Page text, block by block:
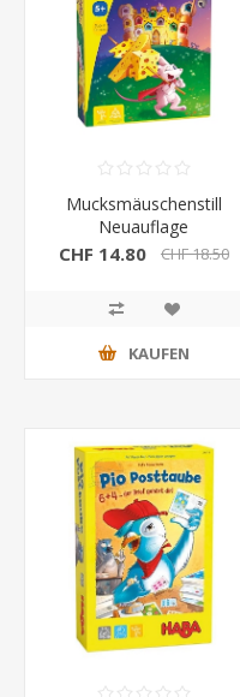
Mucksmäuschenstill
Neuauflage
CHF 14.80 CHF 18.50
KAUFEN